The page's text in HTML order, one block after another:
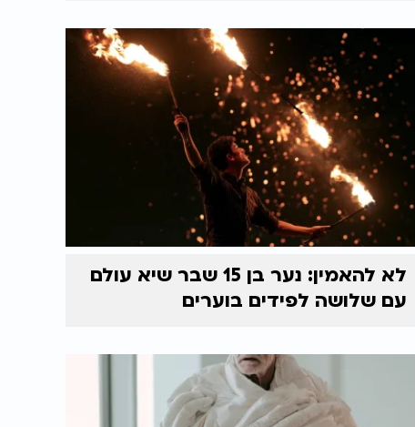
לא להאמין: נער בן 15 שבר שיא עולם
עם שלושה לפידים בוערים